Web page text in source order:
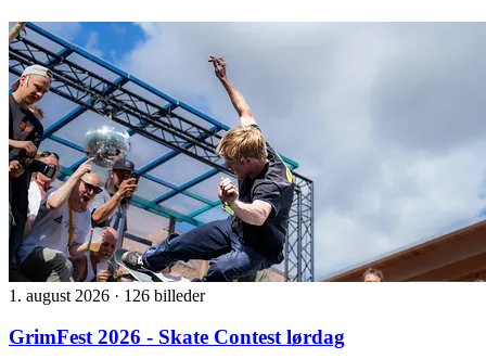
1. august 2026 · 126 billeder
GrimFest 2026 - Skate Contest lørdag